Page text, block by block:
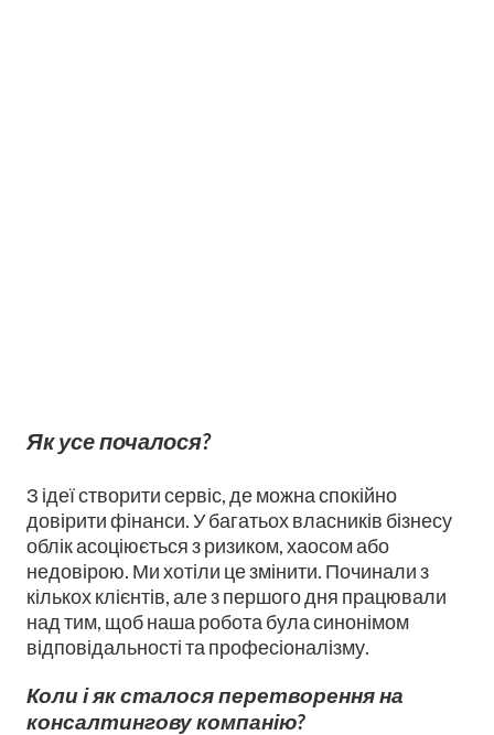
Як усе почалося?
З ідеї створити сервіс, де можна спокійно
довірити фінанси. У багатьох власників бізнесу
облік асоціюється з ризиком, хаосом або
недовірою. Ми хотіли це змінити. Починали з
кількох клієнтів, але з першого дня працювали
над тим, щоб наша робота була синонімом
відповідальності та професіоналізму.
Коли і як сталося перетворення на
консалтингову компанію?